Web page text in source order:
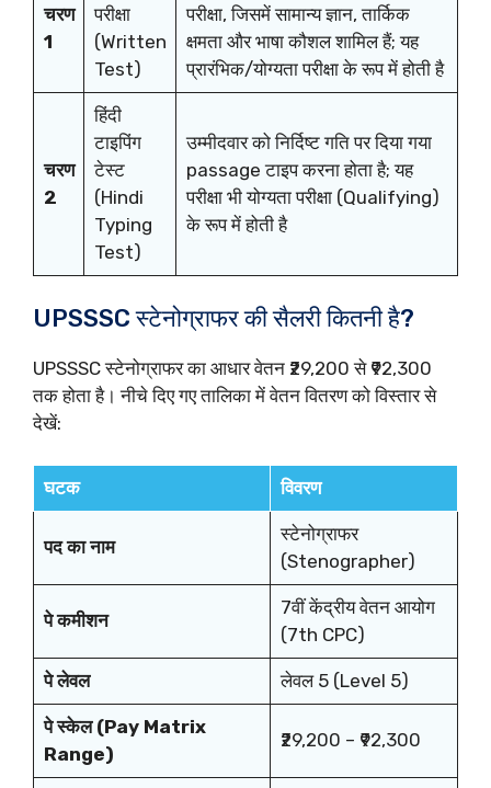
चरण
1
परीक्षा
(Written
Test)
परीक्षा, जिसमें सामान्य ज्ञान, तार्किक
क्षमता और भाषा कौशल शामिल हैं; यह
प्रारंभिक/योग्यता परीक्षा के रूप में होती है
चरण
2
हिंदी
टाइपिंग
टेस्ट
(Hindi
Typing
Test)
उम्मीदवार को निर्दिष्ट गति पर दिया गया
passage टाइप करना होता है; यह
परीक्षा भी योग्यता परीक्षा (Qualifying)
के रूप में होती है
UPSSSC स्टेनोग्राफर की सैलरी कितनी है?
UPSSSC स्टेनोग्राफर का आधार वेतन ₹29,200 से ₹92,300
तक होता है। नीचे दिए गए तालिका में वेतन वितरण को विस्तार से
देखें:
घटक विवरण
पद का नाम
स्टेनोग्राफर
(Stenographer)
पे कमीशन
7वीं केंद्रीय वेतन आयोग
(7th CPC)
पे लेवल लेवल 5 (Level 5)
पे स्केल (Pay Matrix
Range)
₹29,200 – ₹92,300